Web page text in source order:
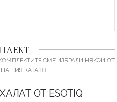
СМЕ ИЗБРАЛИ НЯКОИ ОТ
КАТАЛОГ.
ОТ ESOTIQ